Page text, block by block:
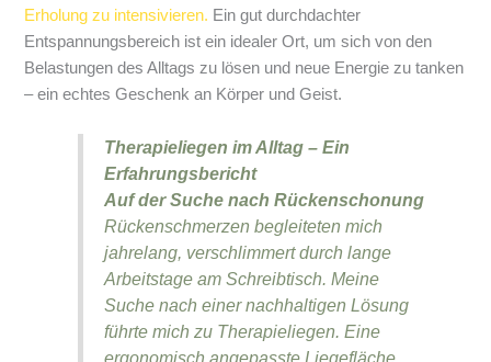
Erholung zu intensivieren. Ein gut durchdachter
Entspannungsbereich ist ein idealer Ort, um sich von den
Belastungen des Alltags zu lösen und neue Energie zu tanken
– ein echtes Geschenk an Körper und Geist.
Therapieliegen im Alltag – Ein
Erfahrungsbericht
Auf der Suche nach Rückenschonung
Rückenschmerzen begleiteten mich
jahrelang, verschlimmert durch lange
Arbeitstage am Schreibtisch. Meine
Suche nach einer nachhaltigen Lösung
führte mich zu Therapieliegen. Eine
ergonomisch angepasste Liegefläche